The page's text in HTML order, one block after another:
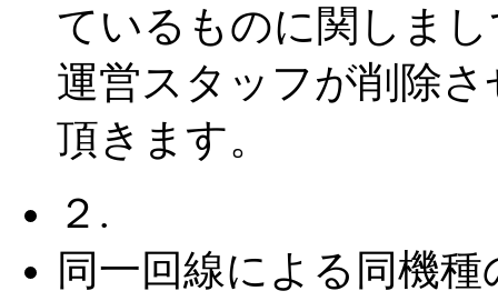
ているものに関しま
運営スタッフが削除さ
頂きます。
２.
同一回線による同機種